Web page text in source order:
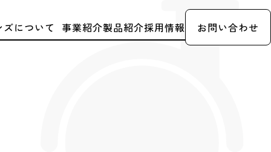
について 事業紹介製品紹介採用情報 お問い合わせ